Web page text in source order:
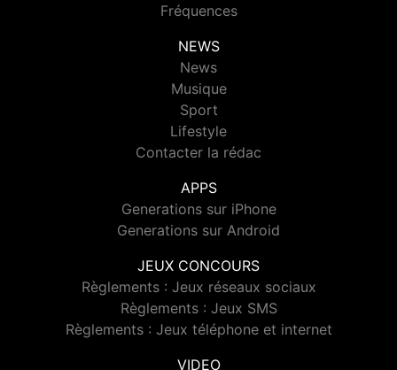
Fréquences
NEWS
News
Musique
Sport
Lifestyle
Contacter la rédac
APPS
Generations sur iPhone
Generations sur Android
JEUX CONCOURS
Règlements : Jeux réseaux sociaux
Règlements : Jeux SMS
Règlements : Jeux téléphone et internet
VIDEO